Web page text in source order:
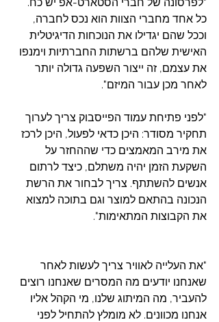
כל אחד מחברי הצוות הוא נכס לחברה,
וככל שהם יגדילו את הנוכחות הדיגיטלית
האישית שלהם ברשתות החברתיות וימנפו
את עצמם, זה ייצור השפעה גדולה יותר
לאחר מכן עבור המיזם".
"לפני פתיחת עמוד הפייסבוק צריך לערוך
תחקיר מסודר: היכן כדאי לפעול, היכן לרכז
את מירב המאמצים כדי שההחזר על
השקעת הזמן יהיה משתלם, כיצד לרתום
אנשים להשתתף. צריך לבחור את הרשת
הנכונה בהתאם למוצר וגם בתוכה למצוא
את הקבוצות המתאימות".
"את העלייה לאוויר צריך לעשות לאחר
שאנחנו יודעים מה המסרים שאנחנו רוצים
להעביר, מה המיתוג שלנו, מי הקהל אליו
אנחנו מכוונים. לא מומלץ להתחיל לפני